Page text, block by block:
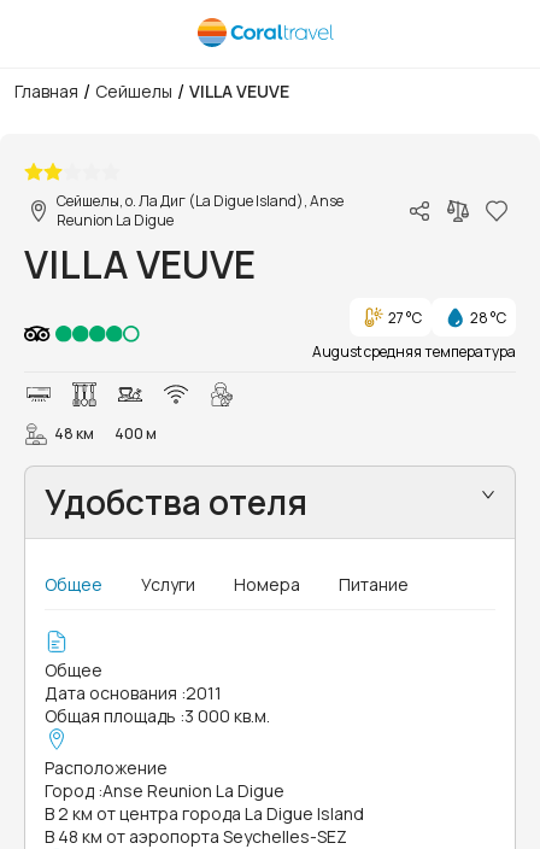
Главная / Сейшелы / VILLA VEUVE
Сейшелы, о. Ла Диг (La Digue Island), Anse
Reunion La Digue
VILLA VEUVE
27 °C
28 °C
August средняя температура
48 км 400 м
Удобства отеля
Общее Услуги Номера Питание
Общее
Дата основания :2011
Общая площадь :3 000 кв.м.
Расположение
Город :Anse Reunion La Digue
В 2 км от центра города La Digue Island
В 48 км от аэропорта Seychelles-SEZ